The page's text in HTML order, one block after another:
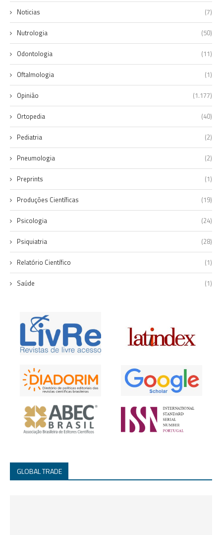
Noticias (7)
Nutrologia (50)
Odontologia (11)
Oftalmologia (1)
Opinião (1.177)
Ortopedia (40)
Pediatria (2)
Pneumologia (2)
Preprints (1)
Produções Científicas (19)
Psicologia (24)
Psiquiatria (28)
Relatório Científico (1)
Saúde (1)
GLOBAL TRADE